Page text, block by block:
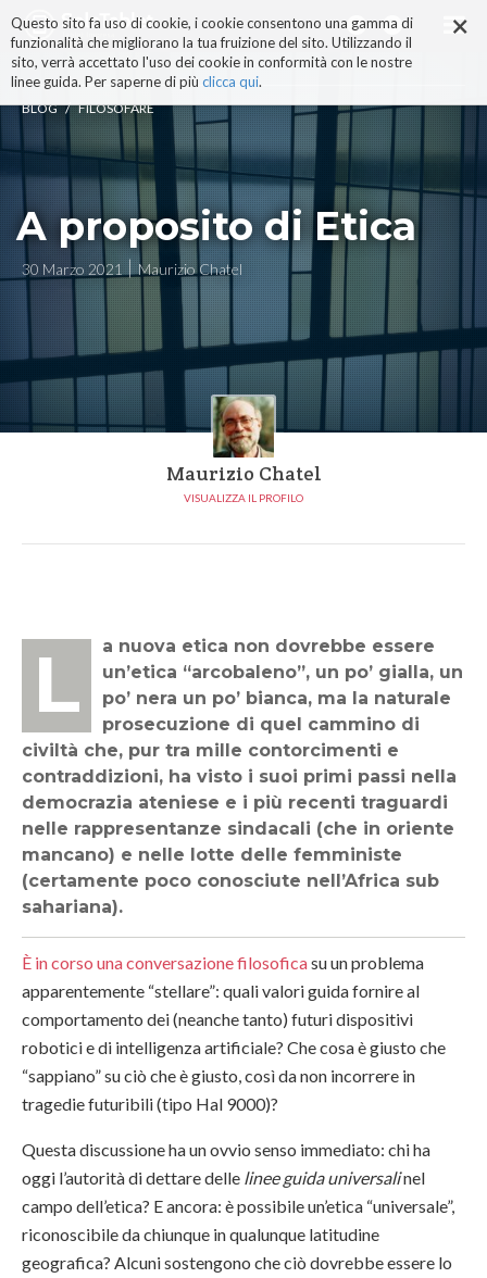
×
Questo sito fa uso di cookie, i cookie consentono una gamma di
funzionalità che migliorano la tua fruizione del sito. Utilizzando il
sito, verrà accettato l'uso dei cookie in conformità con le nostre
linee guida. Per saperne di più clicca qui.
ai
contenuti.
|
alla
navigazione
BLOG / FILOSOFARE
A proposito di Etica
30 Marzo 2021 Maurizio Chatel
Maurizio Chatel
VISUALIZZA IL PROFILO
La nuova etica non dovrebbe essere
un’etica “arcobaleno”, un po’ gialla, un
po’ nera un po’ bianca, ma la naturale
prosecuzione di quel cammino di
civiltà che, pur tra mille contorcimenti e
contraddizioni, ha visto i suoi primi passi nella
democrazia ateniese e i più recenti traguardi
nelle rappresentanze sindacali (che in oriente
mancano) e nelle lotte delle femministe
(certamente poco conosciute nell’Africa sub
sahariana).
È in corso una conversazione filosoficasu un problema
apparentemente “stellare”: quali valori guida fornire al
comportamento dei (neanche tanto) futuri dispositivi
robotici e di intelligenza artificiale? Che cosa è giusto che
“sappiano” su ciò che è giusto, così da non incorrere in
tragedie futuribili (tipo Hal 9000)?
Questa discussione ha un ovvio senso immediato: chi ha
oggi l’autorità di dettare delle linee guida universalinel
campo dell’etica? E ancora: è possibile un’etica “universale”,
riconoscibile da chiunque in qualunque latitudine
geografica? Alcuni sostengono che ciò dovrebbe essere lo